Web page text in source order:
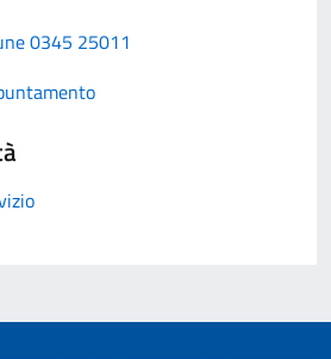
0345 25011